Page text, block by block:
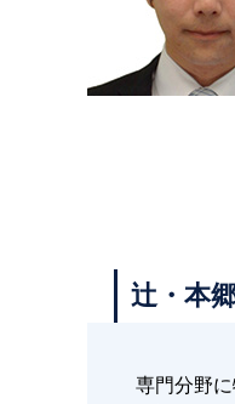
辻・本
専門分野